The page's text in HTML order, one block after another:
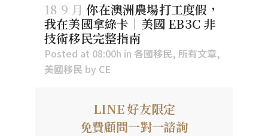
18 9 月 你在澳洲農場打工度假，
我在美國拿綠卡｜美國 EB3C 非
技術移民完整指南
Posted at 08:00h in 各國移民, 所有文章,
美國移民 by CE
LINE 好友限定
免費顧問一對一諮詢